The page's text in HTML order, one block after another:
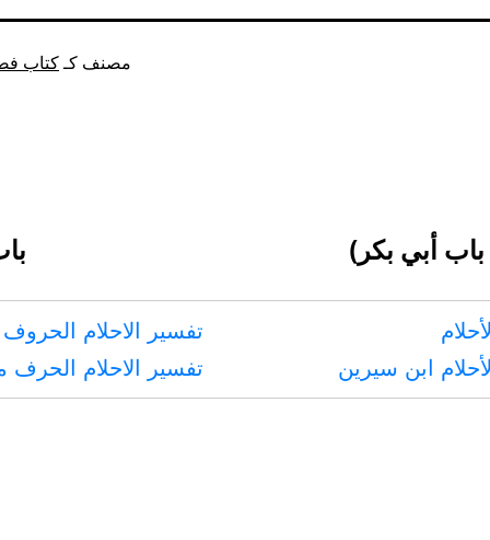
مصنف كـ كتاب
أبي بكر)
ابن سيرين
تفسير الاحلام
تفسير الاحلام